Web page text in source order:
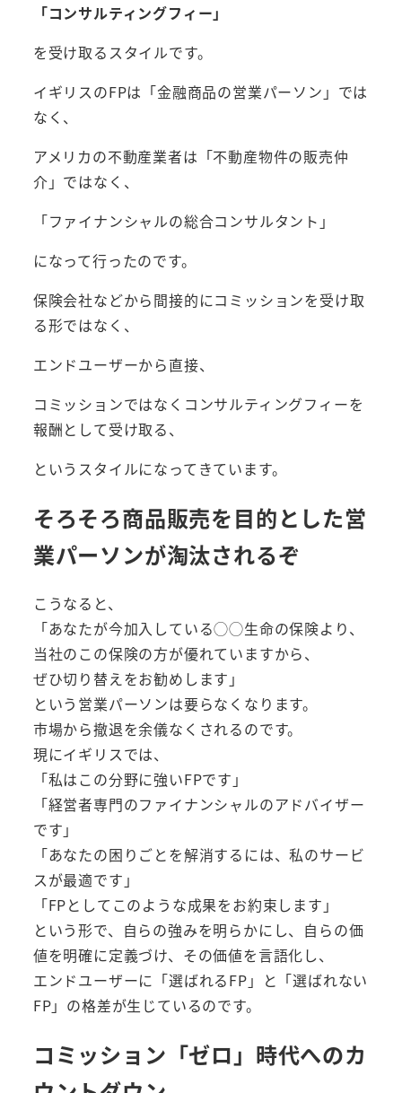
「コンサルティングフィー」
を受け取るスタイルです。
イギリスのFPは「金融商品の営業パーソン」では
なく、
アメリカの不動産業者は「不動産物件の販売仲
介」ではなく、
「ファイナンシャルの総合コンサルタント」
になって行ったのです。
保険会社などから間接的にコミッションを受け取
る形ではなく、
エンドユーザーから直接、
コミッションではなくコンサルティングフィーを
報酬として受け取る、
というスタイルになってきています。
そろそろ商品販売を目的とした営
業パーソンが淘汰されるぞ
こうなると、
「あなたが今加入している◯◯生命の保険より、
当社のこの保険の方が優れていますから、
ぜひ切り替えをお勧めします」
という営業パーソンは要らなくなります。
市場から撤退を余儀なくされるのです。
現にイギリスでは、
「私はこの分野に強いFPです」
「経営者専門のファイナンシャルのアドバイザー
です」
「あなたの困りごとを解消するには、私のサービ
スが最適です」
「FPとしてこのような成果をお約束します」
という形で、自らの強みを明らかにし、自らの価
値を明確に定義づけ、その価値を言語化し、
エンドユーザーに「選ばれるFP」と「選ばれない
FP」の格差が生じているのです。
コミッション「ゼロ」時代へのカ